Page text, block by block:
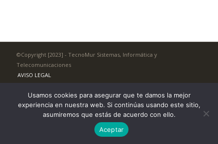
©Copyright [2023] - TecnoMur Sistemas, Informática y
Telecomunicaciones
AVISO LEGAL
Usamos cookies para asegurar que te damos la mejor
experiencia en nuestra web. Si continúas usando este sitio,
asumiremos que estás de acuerdo con ello.
Aceptar